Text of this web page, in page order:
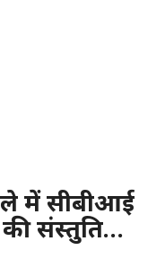
में सीबीआई
संस्तुति…